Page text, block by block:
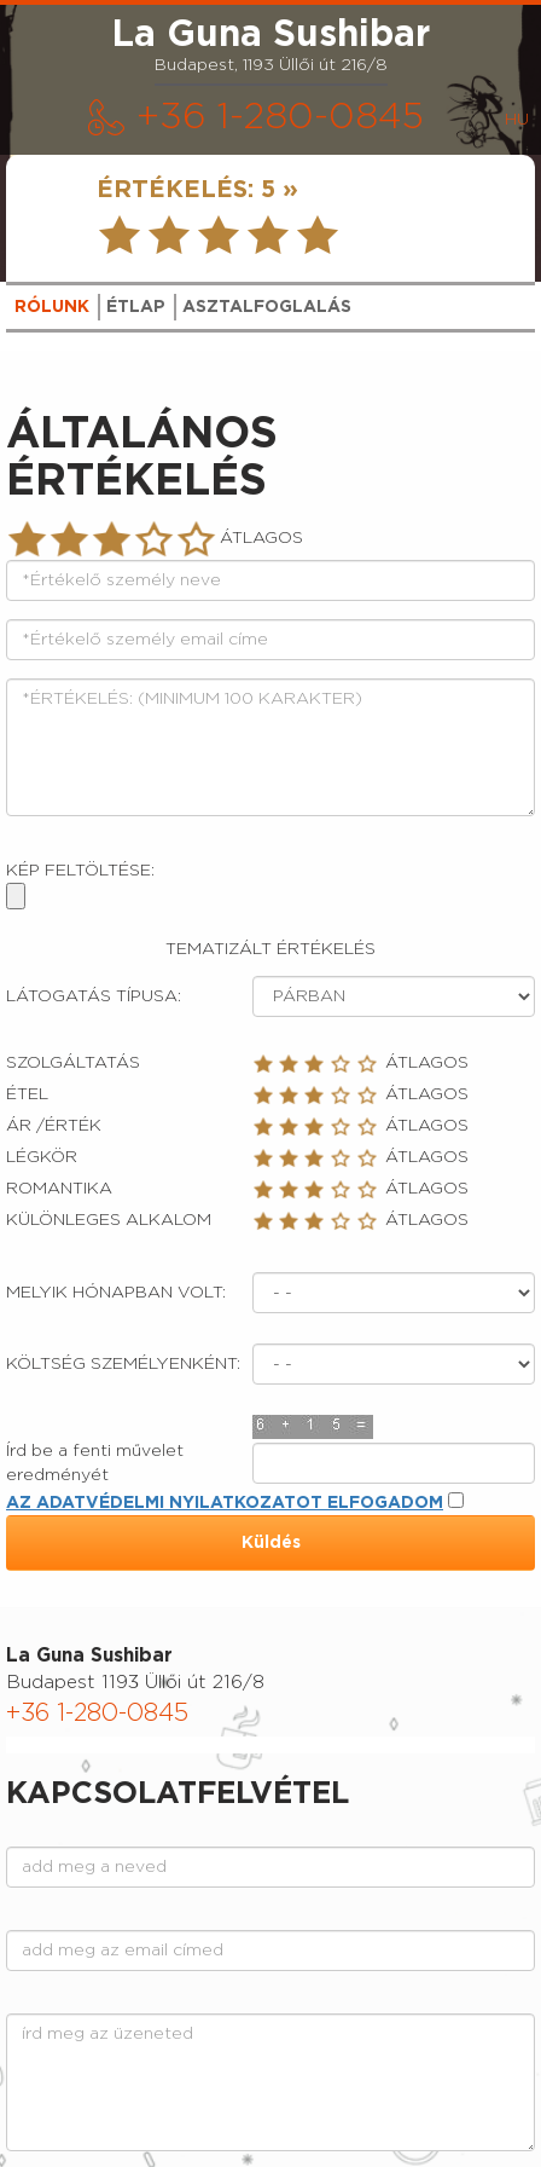
La Guna Sushibar
Budapest, 1193 Üllői út 216/8
+36 1-280-0845
ÉRTÉKELÉS: 5 »
RÓLUNK ÉTLAP ASZTALFOGLALÁS
ÁLTALÁNOS
ÉRTÉKELÉS
ÁTLAGOS
KÉP FELTÖLTÉSE:
TEMATIZÁLT ÉRTÉKELÉS
LÁTOGATÁS TÍPUSA:
SZOLGÁLTATÁS
ÁTLAGOS
ÉTEL
ÁTLAGOS
ÁR /ÉRTÉK
ÁTLAGOS
LÉGKÖR
ÁTLAGOS
ROMANTIKA
ÁTLAGOS
KÜLÖNLEGES ALKALOM
ÁTLAGOS
MELYIK HÓNAPBAN VOLT:
KÖLTSÉG SZEMÉLYENKÉNT:
Írd be a fenti művelet
eredményét
AZ ADATVÉDELMI NYILATKOZATOT ELFOGADOM
La Guna Sushibar
Budapest 1193 Üllői út 216/8
+36 1-280-0845
KAPCSOLATFELVÉTEL